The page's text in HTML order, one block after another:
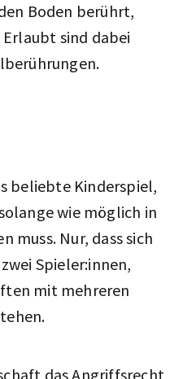
Boden berührt,
sind dabei
beliebte Kinderspiel,
wie möglich in
muss. Nur, dass sich
Spieler:innen,
mit mehreren
das Angriffsrecht